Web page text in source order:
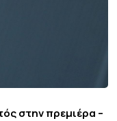
στην πρεμιέρα –